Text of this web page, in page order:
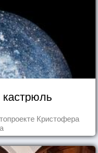
Кристофера